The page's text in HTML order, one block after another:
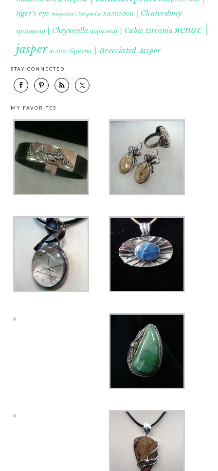
tiger's eye тюркоаз | turquoise халцедон | Chalcedony
хризокола | Chrysocolla цирконий | Cubic zirconia яспис |
jasperяспис брегча | Brecciated Jasper
STAY CONNECTED
MY FAVORITES